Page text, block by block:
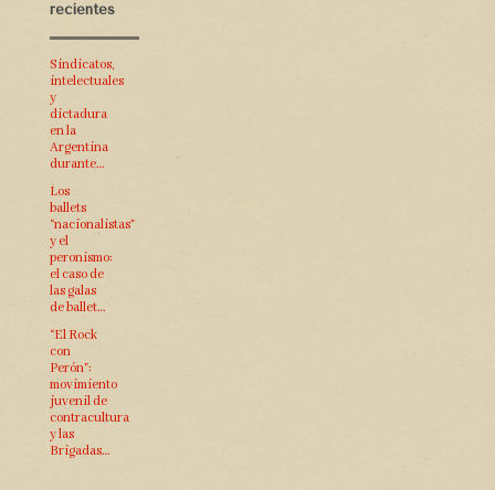
recientes
Sindicatos,
intelectuales
y
dictadura
en la
Argentina
durante…
Los
ballets
“nacionalistas”
y el
peronismo:
el caso de
las galas
de ballet…
“El Rock
con
Perón”:
movimiento
juvenil de
contracultura
y las
Brigadas…